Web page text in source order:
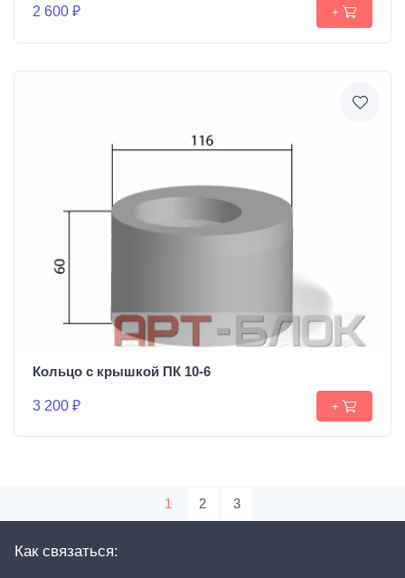
2 600 ₽ +
Кольцо с крышкой ПК 10-6
3 200 ₽ +
1 2 3
Как связаться: